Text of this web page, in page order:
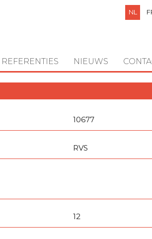
NL
REFERENTIES NIEUWS
10677
RVS
12